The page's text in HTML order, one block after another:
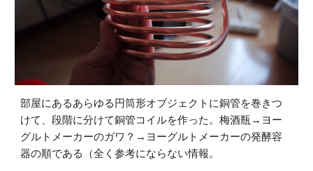
部屋にあるあらゆる円筒形オブジェクトに銅管を巻きつ
けて、段階に分けて銅管コイルを作った。梅酒瓶→ヨー
グルトメーカーのガワ？→ヨーグルトメーカーの発酵容
器の順である（全く参考にならない情報。